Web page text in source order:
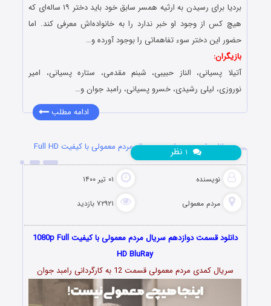
بردیا برای رسیدن به ارثیه همسر سابق خود باید دختر ١٩ ساله‌ای که
هیچ کس از وجود او خبر ندارد را به خانواده‌اش معرفی کند. اما
حضور این دختر سوء تفاهماتی را بوجود آورده و…
بازیگران:
آتیلا پسیانی، الناز حبیبی، شبنم مقدمی، ستاره پسیانی، امیر
نوروزی، لیلی رشیدی، خسرو پسیانی، رامبد جوان و…
ادامه مطلب
دانلود قسمت دوازدهم سریال مردم معمولی با کیفیت Full HD
نویسنده ۰۱ تیر ۱۴۰۰
مردم معمولی ۷۲۹۲۱ بازدید
نظر
دانلود قسمت دوازدهم سریال مردم معمولی با کیفیت 1080p Full
HD BluRay
سریال کمدی مردم معمولی قسمت 12 به کارگردانی رامبد جوان